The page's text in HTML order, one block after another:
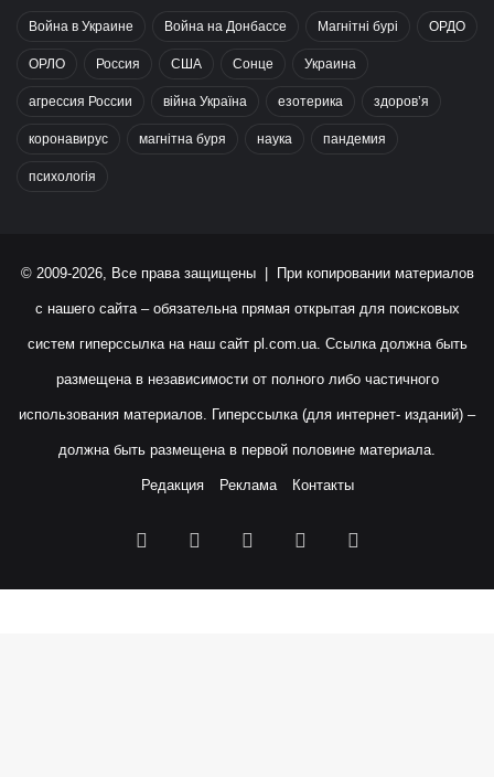
Война в Украине Война на Донбассе Магнітні бурі ОРДО
ОРЛО Россия США Сонце Украина
агрессия России війна Україна езотерика здоров’я
коронавирус магнітна буря наука пандемия
психологія
© 2009-2026, Все права защищены | При копировании материалов
с нашего сайта – обязательна прямая открытая для поисковых
систем гиперссылка на наш сайт pl.com.ua. Ссылка должна быть
размещена в независимости от полного либо частичного
использования материалов. Гиперссылка (для интернет- изданий) –
должна быть размещена в первой половине материала.
Редакция Реклама Контакты
Facebook YouTubeInstagram